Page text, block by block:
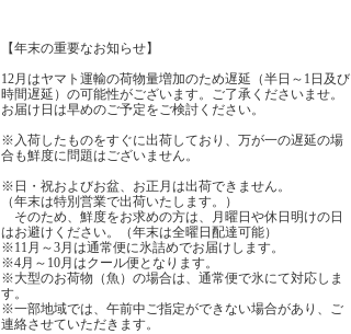
【年末の重要なお知らせ】
12月はヤマト運輸の荷物量増加のため遅延（半日～1日及び
時間遅延）の可能性がございます。ご了承くださいませ。
お届け日は早めのご予定をご検討ください。
※入荷したものをすぐに出荷しており、万が一の遅延の場
合も鮮度に問題はございません。
※日・祝およびお盆、お正月は出荷できません。
（年末は特別営業で出荷いたします。）
そのため、鮮度をお求めの方は、月曜日や休日明けの日
はお避けください。（年末は全曜日配達可能）
※11月～3月は通常便に氷詰めでお届けします。
※4月～10月はクール便となります。
※大型のお荷物（魚）の場合は、通常便で氷にて対応しま
す。
※一部地域では、午前中ご指定ができない場合があり、ご
連絡させていただきます。